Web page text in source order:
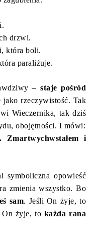
drzwi.
która boli.
paraliżuje.
–staje pośród
rzeczywistość. Tak
Wieczernika, tak dziś
obojętności. I mówi:
i
symboliczna opowieść
zmienia wszystko. Bo
sam. Jeśli On żyje, to
On żyje, to każda rana